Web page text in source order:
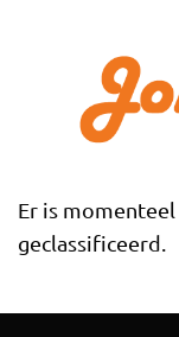
Er is
geclassificeerd.